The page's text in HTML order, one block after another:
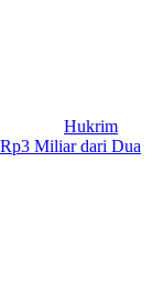
Hukrim
Miliar dari Dua